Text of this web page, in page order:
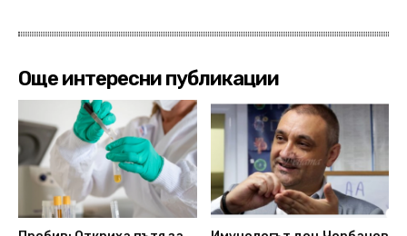
Още интересни публикации